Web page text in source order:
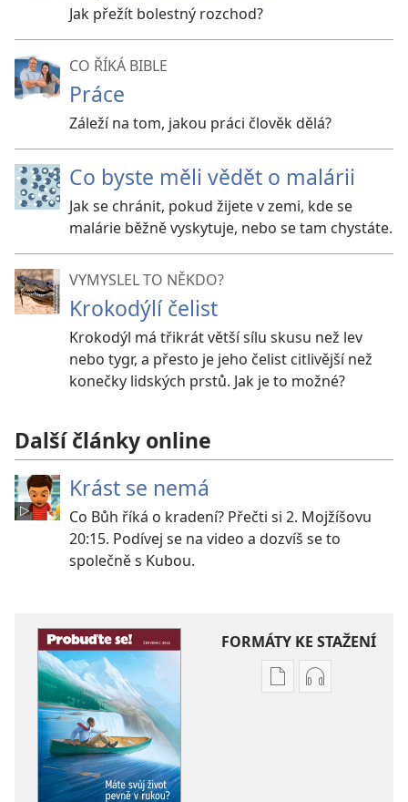
Jak přežít bolestný rozchod?
CO ŘÍKÁ BIBLE
Práce
Záleží na tom, jakou práci člověk dělá?
Co byste měli vědět o malárii
Jak se chránit, pokud žijete v zemi, kde se
malárie běžně vyskytuje, nebo se tam chystáte.
VYMYSLEL TO NĚKDO?
Krokodýlí čelist
Krokodýl má třikrát větší sílu skusu než lev
nebo tygr, a přesto je jeho čelist citlivější než
konečky lidských prstů. Jak je to možné?
Další články online
Krást se nemá
Co Bůh říká o kradení? Přečti si 2. Mojžíšovu
20:15. Podívej se na video a dozvíš se to
společně s Kubou.
FORMÁTY KE STAŽENÍ
FormátyFormáty